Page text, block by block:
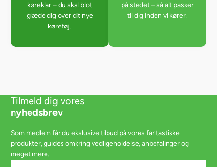
køreklar – du skal blot
glæde dig over dit nye
køretøj.
på stedet – så alt passer
til dig inden vi kører.
Tilmeld dig vores
nyhedsbrev
Som medlem får du ekslusive tilbud på vores fantastiske
produkter, guides omkring vedligeholdelse, anbefalinger og
meget mere.